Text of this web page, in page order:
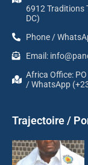
6912 Traditions
DC)
Phone /
Email:
Africa Office:
/ WhatsApp
Trajectoire /